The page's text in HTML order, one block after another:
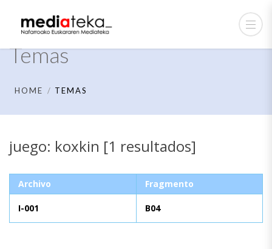
Temas
HOME TEMAS
juego: koxkin [1 resultados]
Archivo Fragmento
I-001 B04